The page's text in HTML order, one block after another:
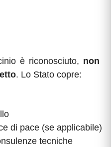
è riconosciuto, non
. Lo Stato copre:
di pace (se applicabile)
tecniche